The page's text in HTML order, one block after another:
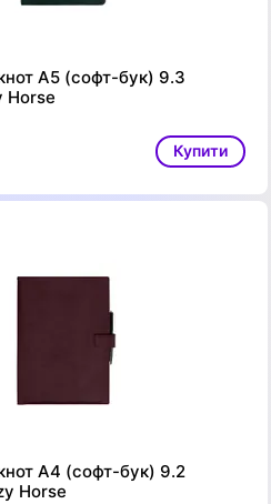
А5 (софт-бук) 9.3
Horse
Купити
А4 (софт-бук) 9.2
Horse